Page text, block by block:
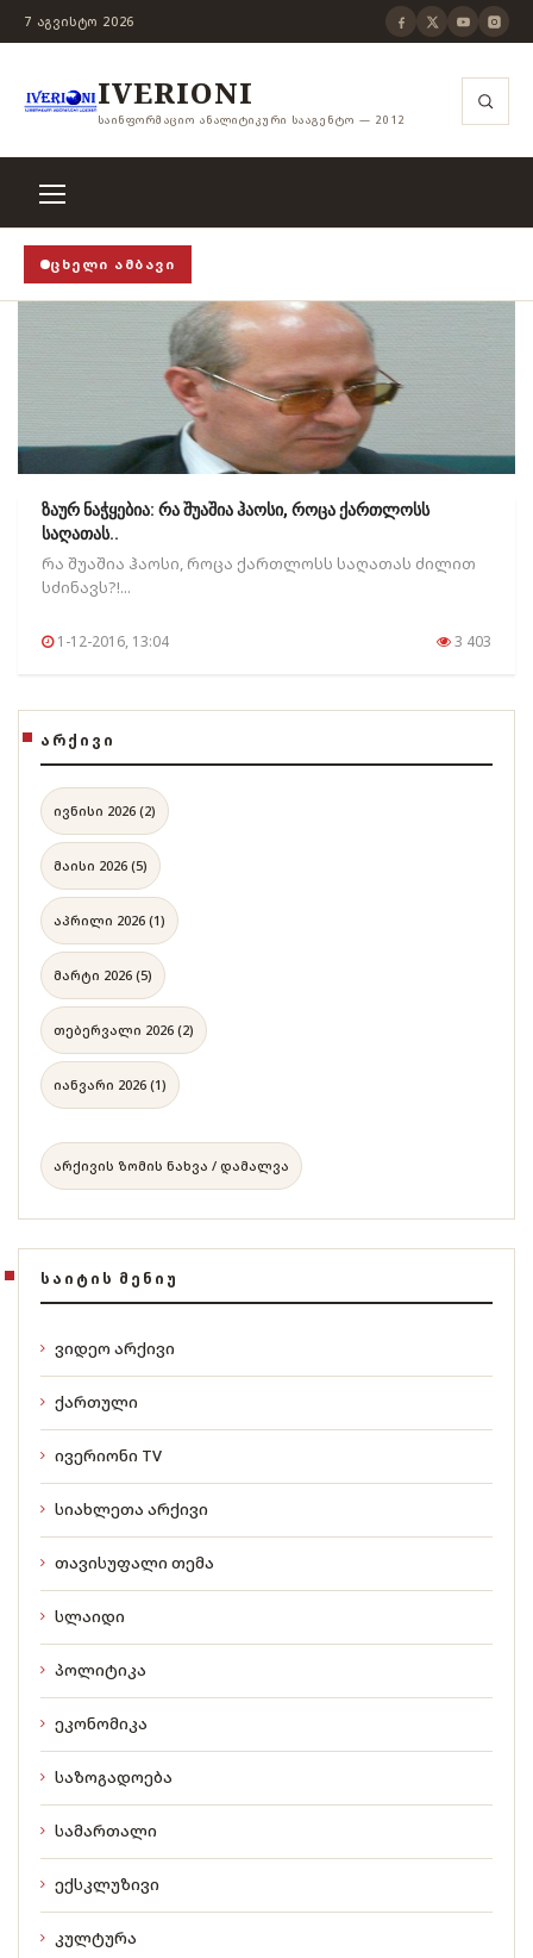
7 ᲐᲒᲕᲘᲡᲢᲝ 2026
IVERIONI
ᲡᲐᲘᲜᲤᲝᲠᲛᲐᲪᲘᲝ ᲐᲜᲐᲚᲘᲢᲘᲙᲣᲠᲘ ᲡᲐᲐᲒᲔᲜᲢᲝ — 2012
ᲪᲮᲔᲚᲘ ᲐᲛᲑᲐᲕᲘ
STOP! STOP!› როცა თვითცენზურის ჭანჭიკი
ზაურ ნაჭყებია: რა შუაშია ჰაოსი, როცა ქართლოსს
საღათას..
რა შუაშია ჰაოსი, როცა ქართლოსს საღათას ძილით
სძინავს?!...
1-12-2016, 13:04 3 403
ᲐᲠᲥᲘᲕᲘ
ივნისი 2026 (2)
მაისი 2026 (5)
აპრილი 2026 (1)
მარტი 2026 (5)
თებერვალი 2026 (2)
იანვარი 2026 (1)
არქივის ზომის ნახვა / დამალვა
ᲡᲐᲘᲢᲘᲡ ᲛᲔᲜᲘᲣ
ვიდეო არქივი
ქართული
ივერიონი TV
სიახლეთა არქივი
თავისუფალი თემა
სლაიდი
პოლიტიკა
ეკონომიკა
საზოგადოება
სამართალი
ექსკლუზივი
კულტურა